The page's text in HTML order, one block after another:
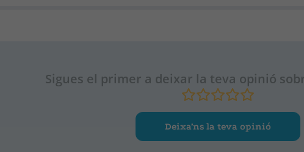
Sigues el primer a deixar la teva opinió
Deixa’ns la teva opinió